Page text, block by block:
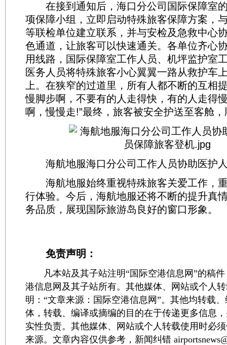
在接到通知后，海口分公司国际保障室
项保障小组，立即启动特殊旅客保障方案，
等联检单位建立联系，并与安检及急救中心
色通道，让旅客可以快速通关。各单位齐心
用线路，国际保障室工作人员、机坪监护室
医务人员将特殊旅客小心翼翼一路从救护车
上。在狭窄的过道里，所有人都不断的互相
慢脚步啊，不要有的人走得快，有的人走得
啊，慢慢走!”最终，旅客被安全护送至客舱
海航地服海口分公司工作人员协助医护
海航地服始终重视特殊旅客关爱工作，
行体验。今后，海航地服还将不断的提升真
务品质，展现国际旅游岛良好的窗口形象。
免责声明：
凡本站及其子站注明“国际空港信息网”的稿件
港信息网及其子站所有。其他媒体、网站或个人
明：“文章来源：国际空港信息网”。其他均转载
体，转载、编译或摘编的目的在于传递更多信息
实性负责。其他媒体、网站或个人转载使用时必
来源。文章内容仅供参考，新闻纠错